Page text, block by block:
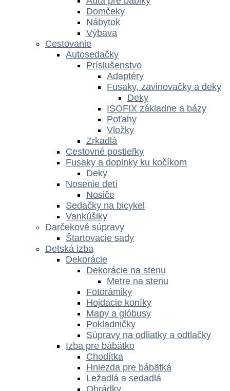
Domčeky
Nábytok
Výbava
Cestovanie
Autosedačky
Príslušenstvo
Adaptéry
Fusaky, zavinovačky a deky
Deky
ISOFIX základne a bázy
Poťahy
Vložky
Zrkadlá
Cestovné postieľky
Fusaky a doplnky ku kočíkom
Deky
Nosenie detí
Nosiče
Sedačky na bicykel
Vankúšiky
Darčekové súpravy
Štartovacie sady
Detská izba
Dekorácie
Dekorácie na stenu
Metre na stenu
Fotorámiky
Hojdacie koníky
Mapy a glóbusy
Pokladničky
Súpravy na odliatky a odtlačky
Izba pre bábätko
Chodítka
Hniezda pre bábätká
Ležadlá a sedadlá